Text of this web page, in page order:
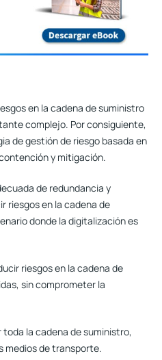
en la cadena de suministro
complejo. Por consiguiente,
de gestión de riesgo basada en
y mitigación.
de redundancia y
riesgos en la cadena de
donde la digitalización es
riesgos en la cadena de
sin comprometer la
la cadena de suministro,
medios de transporte.